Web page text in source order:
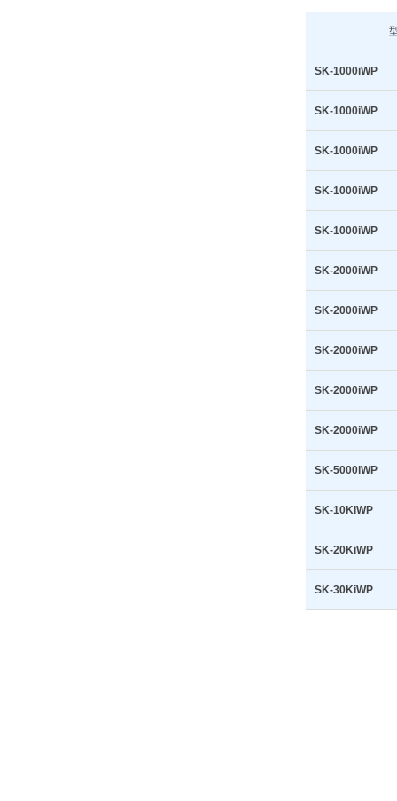
SK-1000iWP
SK-1000iWP
SK-1000iWP
SK-1000iWP
SK-1000iWP
SK-2000iWP
SK-2000iWP
SK-2000iWP
SK-2000iWP
SK-2000iWP
SK-5000iWP
SK-10KiWP
SK-20KiWP
SK-30KiWP